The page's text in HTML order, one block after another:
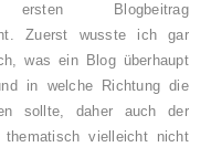
ersten Blogbeitrag
Zuerst wusste ich gar
was ein Blog überhaupt
in welche Richtung die
sollte, daher auch der
thematisch vielleicht nicht